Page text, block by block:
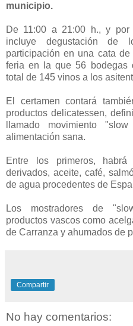
municipio.
De 11:00 a 21:00 h., y
incluye degustación de
participación en una cata
feria en la que 56 bodegas
total de 145 vinos a los
El certamen contará
productos delicatessen,
llamado movimiento
alimentación sana.
Entre los primeros,
derivados, aceite, café,
de agua procedentes de
Los mostradores de
productos vascos como
de Carranza y ahumados de
Compartir
No hay comentarios: